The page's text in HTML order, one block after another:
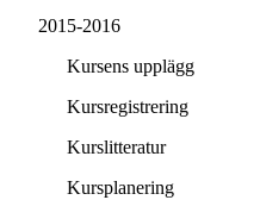
2015-2016
Kursens upplägg
Kursregistrering
Kurslitteratur
Kursplanering